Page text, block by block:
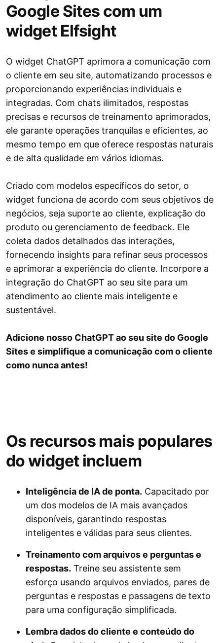
Google Sites com um
widget Elfsight
O widget ChatGPT aprimora a comunicação com
o cliente em seu site, automatizando processos e
proporcionando experiências individuais e
integradas. Com chats ilimitados, respostas
precisas e recursos de treinamento aprimorados,
ele garante operações tranquilas e eficientes, ao
mesmo tempo em que oferece respostas naturais
e de alta qualidade em vários idiomas.
Criado com modelos específicos do setor, o
widget funciona de acordo com seus objetivos de
negócios, seja suporte ao cliente, explicação do
produto ou gerenciamento de feedback. Ele
coleta dados detalhados das interações,
fornecendo insights para refinar seus processos
e aprimorar a experiência do cliente. Incorpore a
integração do ChatGPT ao seu site para um
atendimento ao cliente mais inteligente e
sustentável.
Adicione nosso ChatGPT ao seu site do Google
Sites e simplifique a comunicação com o cliente
como nunca antes!
Os recursos mais populares
do widget incluem
Inteligência de IA de ponta. Capacitado por
um dos modelos de IA mais avançados
disponíveis, garantindo respostas
inteligentes e válidas para seus clientes.
Treinamento com arquivos e perguntas e
respostas. Treine seu assistente sem
esforço usando arquivos enviados, pares de
perguntas e respostas e passagens de texto
para uma configuração simplificada.
Lembra dados do cliente e conteúdo do